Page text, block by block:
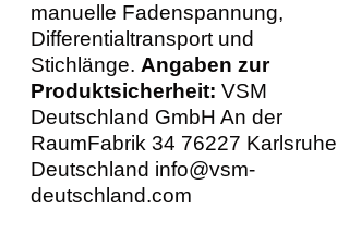
manuelle Fadenspannung,
Differentialtransport und
Stichlänge.Angaben zur
Produktsicherheit: VSM
Deutschland GmbH An der
RaumFabrik 34 76227 Karlsruhe
Deutschland info@vsm-
deutschland.com